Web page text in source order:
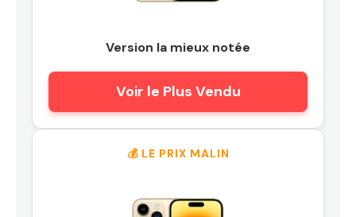
Version la mieux notée
Voir le Plus Vendu
💰 LE PRIX MALIN